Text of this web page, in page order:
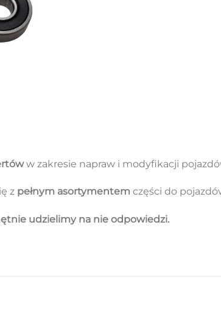
w zakresie napraw i modyfikacji
z pełnym asortymentem części do
udzielimy na nie odpowiedzi.